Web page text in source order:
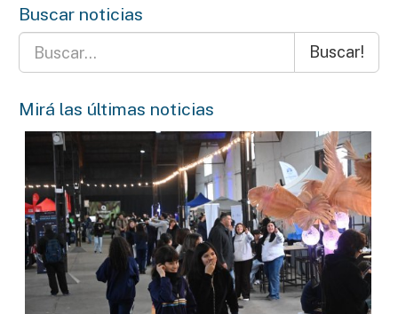
Buscar noticias
Buscar!
Mirá las últimas noticias